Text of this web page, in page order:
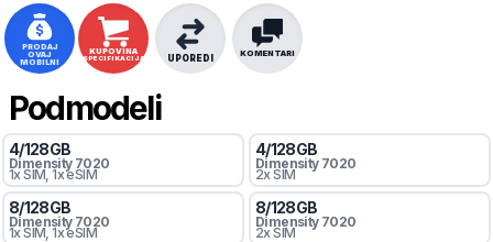
PRODAJ
OVAJ
MOBILNI
KUPOVINA
SPECIFIKACIJA KOMENTARI
UPOREDI
Podmodeli
4/128GB
Dimensity 7020
1x SIM, 1x eSIM
4/128GB
Dimensity 7020
2x SIM
8/128GB
Dimensity 7020
1x SIM, 1x eSIM
8/128GB
Dimensity 7020
2x SIM